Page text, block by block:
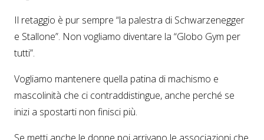
Il retaggio è pur sempre “la palestra di Schwarzenegger
e Stallone”. Non vogliamo diventare la “Globo Gym per
tutti”.
Vogliamo mantenere quella patina di machismo e
mascolinità che ci contraddistingue, anche perché se
inizi a spostarti non finisci più.